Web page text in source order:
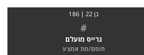
בן 22 | 186
#
גרייס מועלם
חוסם/מת אמצע